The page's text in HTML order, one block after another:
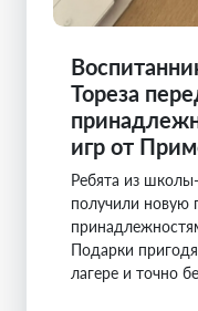
Тореза
игр от
Ребята из
получили новую
Подарки
лагере и точно